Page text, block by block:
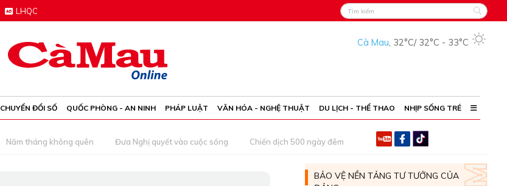
LHQC
Cà Mau, 32°C/ 32°C - 33°C
CHUYỂN ĐỔI SỐ QUỐC PHÒNG - AN NINH PHÁP LUẬT VĂN HÓA - NGHỆ THUẬT DU LỊCH - THỂ THAO NHỊP SỐNG TRẺ
Năm tháng không quên Đưa Nghị quyết vào cuộc sống Chiến dịch 500 ngày đêm
BẢO VỆ NỀN TẢNG TƯ TƯỞNG CỦA